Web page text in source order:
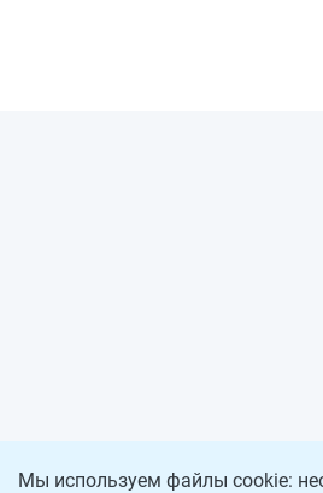
Мы используем файлы cookie: